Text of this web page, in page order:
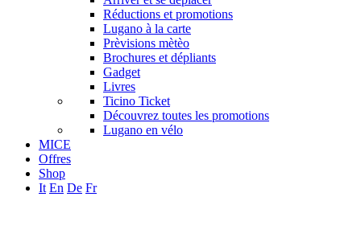
Réductions et promotions
Lugano à la carte
Prèvisions mètèo
Brochures et dépliants
Gadget
Livres
Ticino Ticket
Découvrez toutes les promotions
Lugano en vélo
MICE
Offres
Shop
It En De Fr